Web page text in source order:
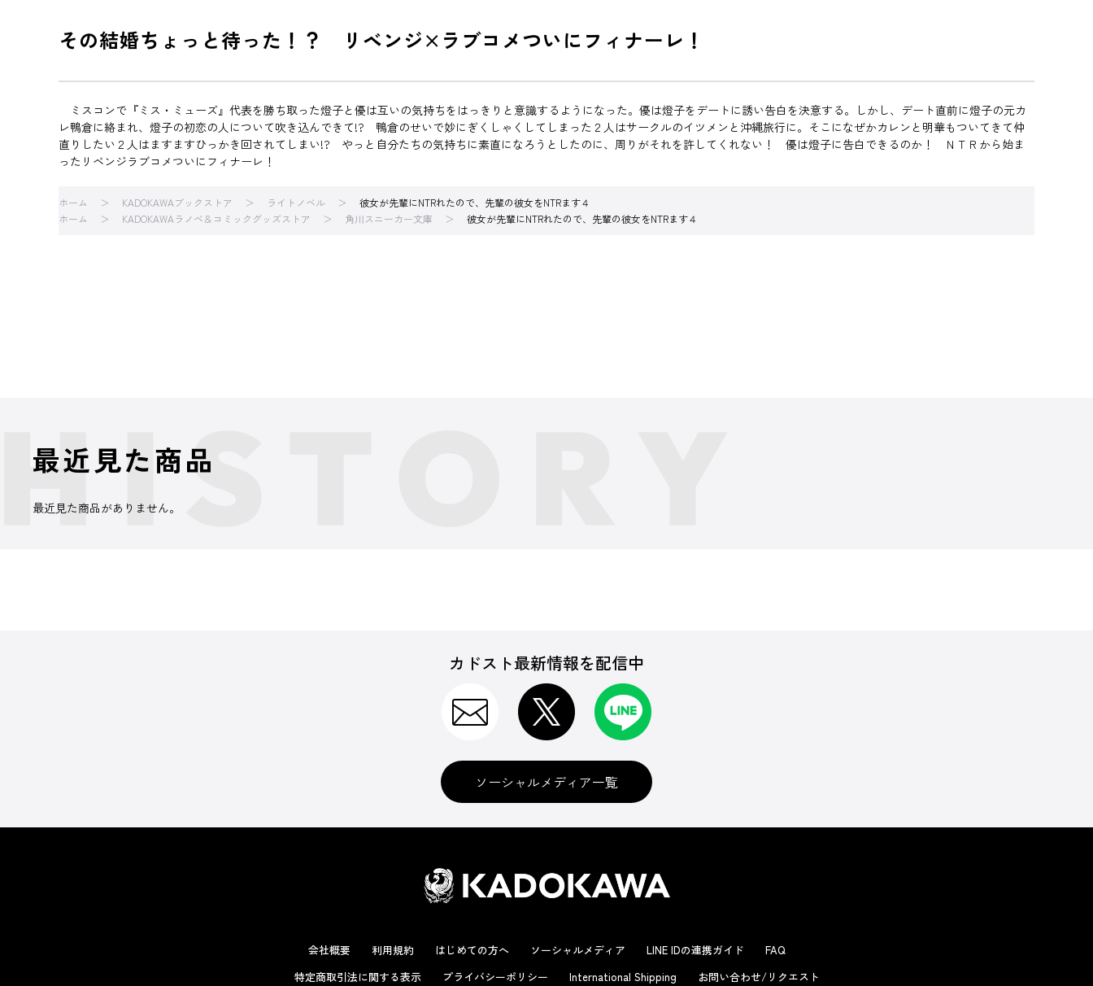
その結婚ちょっと待った！？ リベンジ×ラブコメついにフィナーレ！
ミスコンで『ミス・ミューズ』代表を勝ち取った燈子と優は互いの気持ちをはっきりと意識するようになった。優は燈子をデートに誘い告白を決意する。しかし、デート直前に燈子の元カ
レ鴨倉に絡まれ、燈子の初恋の人について吹き込んできて!? 鴨倉のせいで妙にぎくしゃくしてしまった２人はサークルのイツメンと沖縄旅行に。そこになぜかカレンと明華もついてきて仲
直りしたい２人はますますひっかき回されてしまい!? やっと自分たちの気持ちに素直になろうとしたのに、周りがそれを許してくれない！ 優は燈子に告白できるのか！ ＮＴＲから始ま
ったリベンジラブコメついにフィナーレ！
ホーム KADOKAWAブックストア ライトノベル
彼女が先輩にNTRれたので、先輩の彼女をNTRます４
ホーム
KADOKAWAラノベ＆コミックグッズストア 角川スニーカー文庫 彼女が先輩にNTRれたので、先輩の彼女をNTRます４
最近見た商品
最近見た商品がありません。
カドスト最新情報を配信中
ソーシャルメディア一覧
会社概要 利用規約 はじめての方へ ソーシャルメディア LINE IDの連携ガイド
FAQ
特定商取引法に関する表示
プライバシーポリシー International Shipping お問い合わせ/リクエスト